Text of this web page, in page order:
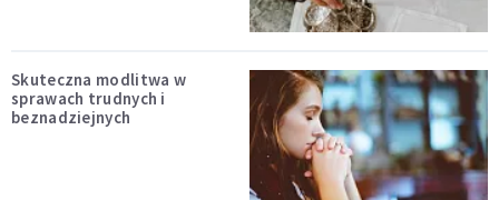
Skuteczna modlitwa w
sprawach trudnych i
beznadziejnych